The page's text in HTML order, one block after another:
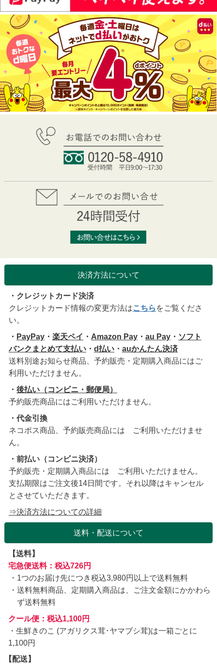
決済方法について
・クレジットカード決済
クレジットカード情報の変更方法はこちら をご覧くださ
い。
・ PayPay・ 楽天ペイ ・ Amazon Pay・ au Pay・ ソフト
バンクまとめて支払い・ d払い・ auかんたん決済
送料別途お知らせ商品、予約販売・定期購入商品にはご
利用いただけません。
・ 後払い（コンビニ・郵便局）
予約販売商品にはご利用いただけません。
・代金引換
ネコポス商品、予約販売商品には ご利用いただけませ
ん。
・前払い（コンビニ決済）
予約販売・定期購入商品には ご利用いただけません。
支払期限はご注文後14日間です。それ以降はキャンセル
とさせていただきます。
⇒決済方法についての詳細
送料・配送について
【送料】
宅急便送料：税込726円
1つのお届け先につき税込3,980円以上で送料無料
送料無料商品、定期購入商品は、ご注文金額にかかわら
ず送料無料
クール便：税込1,100円
・生鮮きのこ (アガリクス茸･ヤマブシ茸)は一箱ごとに
1,100円
【配送】